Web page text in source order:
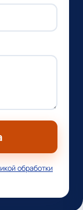
обработки